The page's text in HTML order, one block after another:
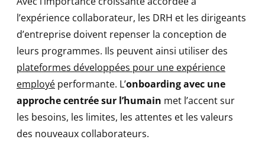
l’expérience collaborateur, les DRH et les dirigeants
d’entreprise doivent repenser la conception de
leurs programmes. Ils peuvent ainsi utiliser des
plateformes développées pour une expérience
employé performante. L’onboarding avec une
approche centrée sur l’humain met l’accent sur
les besoins, les limites, les attentes et les valeurs
des nouveaux collaborateurs.